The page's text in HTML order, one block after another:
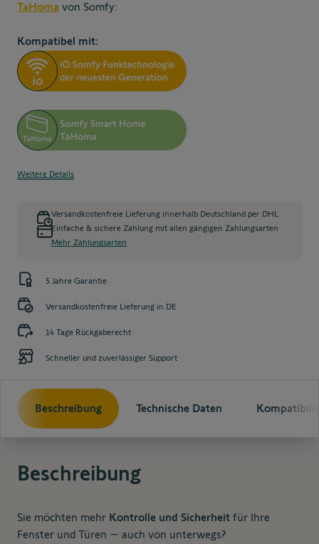
TaHoma von Somfy:
Kompatibel mit:
Weitere Details
Versandkostenfreie Lieferung innerhalb Deutschland per DHL
Einfache & sichere Zahlung mit allen gängigen Zahlungsarten
Mehr Zahlungsarten
5 Jahre Garantie
Versandkostenfreie Lieferung in DE
14 Tage Rückgaberecht
Schneller und zuverlässiger Support
Beschreibung Technische Daten
Beschreibung
Sie möchten mehr Kontrolle und Sicherheit für Ihre
Fenster und Türen – auch von unterwegs?